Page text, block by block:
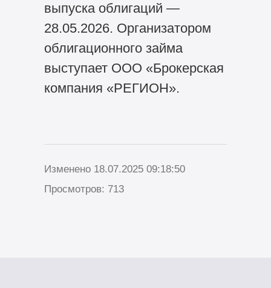
выпуска облигаций —
28.05.2026. Организатором
облигационного займа
выступает ООО «Брокерская
компания «РЕГИОН».
Изменено 18.07.2025 09:18:50
Просмотров: 713